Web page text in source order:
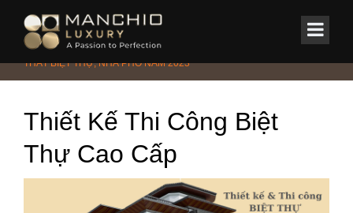
Home/Tin Tức & Sự Kiện/Tin tức
GIÁ THIẾT KẾ KIẾN TRÚC NỘI
THẤT BIỆT THỰ, NHÀ PHỐ NĂM 2023
Thiết Kế Thi Công Biệt
Thự Cao Cấp